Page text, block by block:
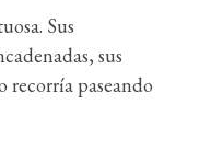
Sus
sus
recorría paseando